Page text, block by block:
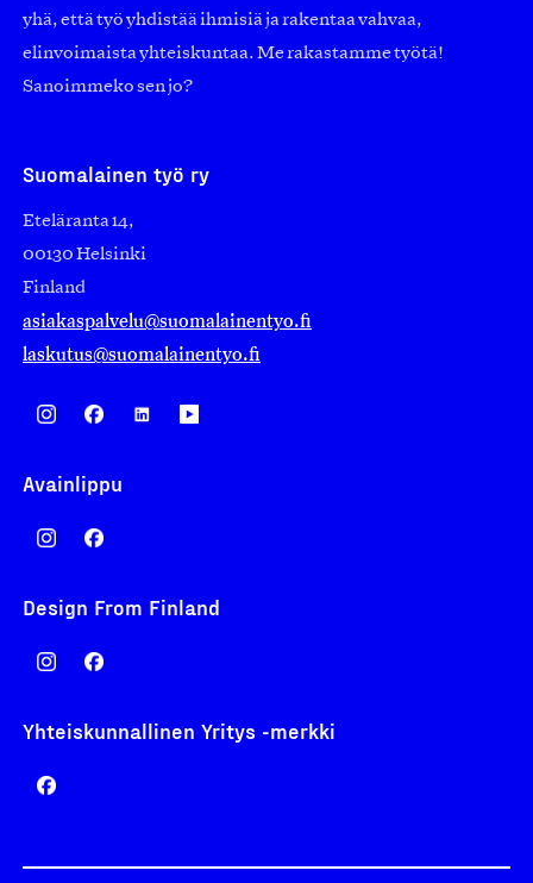
yhä, että työ yhdistää ihmisiä ja rakentaa vahvaa,
elinvoimaista yhteiskuntaa. Me rakastamme työtä!
Sanoimmeko sen jo?
Suomalainen työ ry
Eteläranta 14,
00130 Helsinki
Finland
asiakaspalvelu@suomalainentyo.fi
laskutus@suomalainentyo.fi
Avainlippu
Design From Finland
Yhteiskunnallinen Yritys -merkki